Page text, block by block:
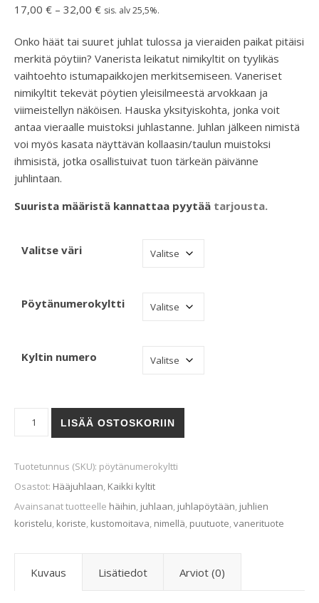
17,00 € – 32,00 €Hintaluokka: 17,00 € - 32,00 €
sis. alv 25,5%.
Onko häät tai suuret juhlat tulossa ja vieraiden paikat pitäisi
merkitä pöytiin? Vanerista leikatut nimikyltit on tyylikäs
vaihtoehto istumapaikkojen merkitsemiseen. Vaneriset
nimikyltit tekevät pöytien yleisilmeestä arvokkaan ja
viimeistellyn näköisen. Hauska yksityiskohta, jonka voit
antaa vieraalle muistoksi juhlastanne. Juhlan jälkeen nimistä
voi myös kasata näyttävän kollaasin/taulun muistoksi
ihmisistä, jotka osallistuivat tuon tärkeän päivänne
juhlintaan.
Suurista määristä kannattaa pyytää tarjousta.
Valitse väri
Pöytänumerokyltti
Kyltin numero
Pöytäkyltti määräLISÄÄ OSTOSKORIIN
Tuotetunnus (SKU): pöytänumerokyltti
Osastot: Hääjuhlaan, Kaikki kyltit
Avainsanat tuotteelle häihin, juhlaan, juhlapöytään, juhlien
koristelu, koriste, kustomoitava, nimellä, puutuote,vanerituote
Kuvaus Lisätiedot Arviot (0)